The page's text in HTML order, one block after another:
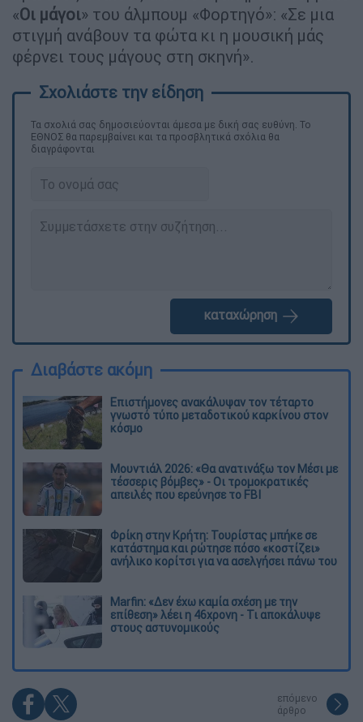
«Οι μάγοι» του άλμπουμ «Φορτηγό»: «Σε μια
στιγμή ανάβουν τα φώτα κι η μουσική μάς
φέρνει τους μάγους στη σκηνή».
Τα σχολιά σας δημοσιεύονται άμεσα με δική σας ευθύνη. Το
ΕΘΝΟΣ θα παρεμβαίνει και τα προσβλητικά σχόλια θα
διαγράφονται
καταχώρηση
Διαβάστε ακόμη
Επιστήμονες ανακάλυψαν τον τέταρτο
γνωστό τύπο μεταδοτικού καρκίνου στον
κόσμο
Μουντιάλ 2026: «Θα ανατινάξω τον Μέσι με
τέσσερις βόμβες» - Οι τρομοκρατικές
απειλές που ερεύνησε το FBI
Φρίκη στην Κρήτη: Τουρίστας μπήκε σε
κατάστημα και ρώτησε πόσο «κοστίζει»
ανήλικο κορίτσι για να ασελγήσει πάνω του
Marfin: «Δεν έχω καμία σχέση με την
επίθεση» λέει η 46χρονη - Τι αποκάλυψε
στους αστυνομικούς
επόμενο
άρθρο